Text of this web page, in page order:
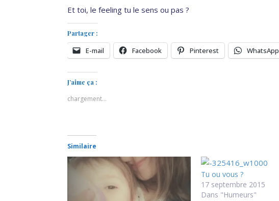
Et toi, le feeling tu le sens ou pas ?
Partager :
E-mail Facebook Pinterest WhatsApp
J’aime ça :
chargement…
Similaire
Tu ou vous ?
17 septembre 2015
Dans "Humeurs"